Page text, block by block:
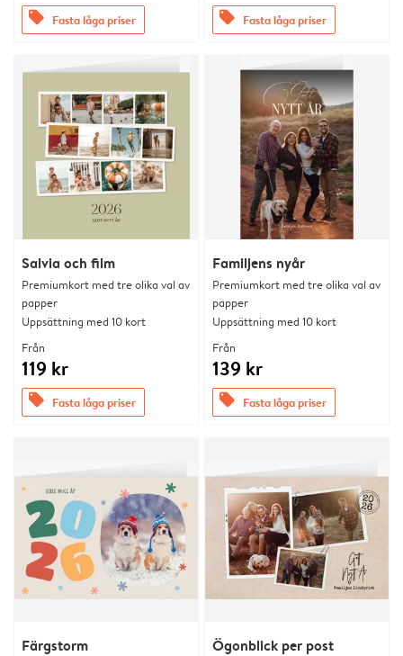
offers Fasta låga priser offers Fasta låga priser
Salvia och film
Premiumkort med tre olika val av
papper
Uppsättning med 10 kort
Från
119 kr
offers Fasta låga priser
Familjens nyår
Premiumkort med tre olika val av
papper
Uppsättning med 10 kort
Från
139 kr
offers Fasta låga priser
Färgstorm Ögonblick per post